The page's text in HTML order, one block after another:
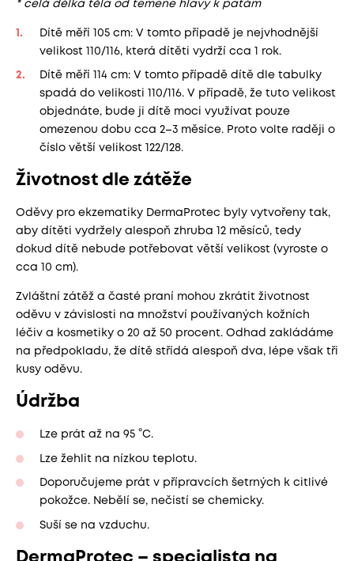
* celá délka těla od temene hlavy k patám
Dítě měří 105 cm: V tomto případě je nejvhodnější
velikost 110/116, která dítěti vydrží cca 1 rok.
Dítě měří 114 cm: V tomto případě dítě dle tabulky
spadá do velikosti 110/116. V případě, že tuto velikost
objednáte, bude ji dítě moci využívat pouze
omezenou dobu cca 2–3 měsíce. Proto volte raději o
číslo větší velikost 122/128.
Životnost dle zátěže
Oděvy pro ekzematiky DermaProtec byly vytvořeny tak,
aby dítěti vydržely alespoň zhruba 12 měsíců, tedy
dokud dítě nebude potřebovat větší velikost (vyroste o
cca 10 cm).
Zvláštní zátěž a časté praní mohou zkrátit životnost
oděvu v závislosti na množství používaných kožních
léčiv a kosmetiky o 20 až 50 procent. Odhad zakládáme
na předpokladu, že dítě střídá alespoň dva, lépe však tři
kusy oděvu.
Údržba
Lze prát až na 95 °C.
Lze žehlit na nízkou teplotu.
Doporučujeme prát v přípravcích šetrných k citlivé
pokožce. Nebělí se, nečistí se chemicky.
Suší se na vzduchu.
DermaProtec – specialista na